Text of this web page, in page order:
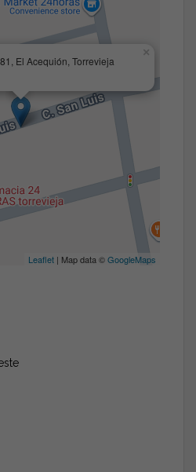
El Acequión, Torrevieja
×
Leaflet | Map data ©GoogleMaps